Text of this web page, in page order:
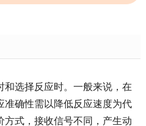
选择反应时。一般来说，在
确性需以降低反应速度为代
式，接收信号不同，产生动